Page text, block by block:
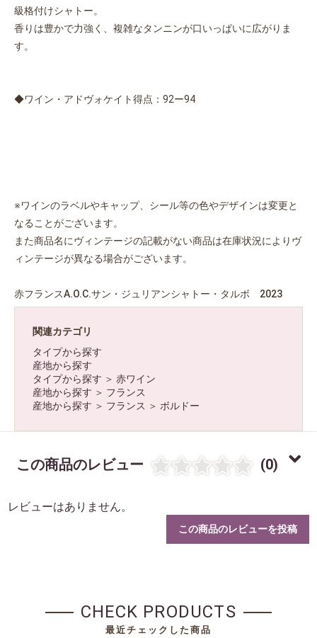
級格付けシャトー。
香りは豊かで力強く、複雑なタンニンが口いっぱいに広がりま
す。
◆ワイン・アドヴォケイト得点：92ー94
※ワインのラベルやキャップ、シール等の色やデザインは変更と
なることがございます。
また商品名にヴィンテージの記載がない商品は在庫状況によりヴ
ィンテージが異なる場合がございます。
赤フランスA.O.C.サン・ジュリアンシャトー・タルボ 2023
関連カテゴリ
タイプから探す
産地から探す
タイプから探す ＞ 赤ワイン
産地から探す ＞ フランス
産地から探す ＞ フランス ＞ ボルドー
この商品のレビュー (0)
レビューはありません。
この商品のレビューを投稿
CHECK PRODUCTS
最近チェックした商品